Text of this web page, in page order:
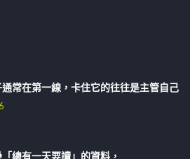
常在第一線，卡住它的往往是主管自己
總有一天要讀」的資料，